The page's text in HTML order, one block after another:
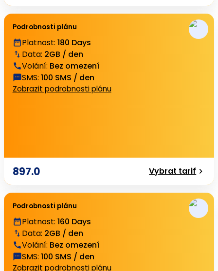
Podrobnosti plánu
Platnost: 180 Days
Data: 2GB / den
Volání: Bez omezení
SMS: 100 SMS / den
Zobrazit podrobnosti plánu
897.0 Vybrat tarif
Podrobnosti plánu
Platnost: 160 Days
Data: 2GB / den
Volání: Bez omezení
SMS: 100 SMS / den
Zobrazit podrobnosti plánu